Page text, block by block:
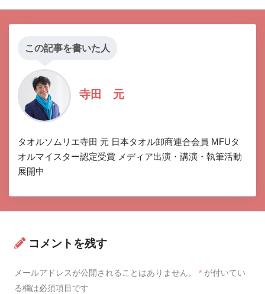
この記事を書いた人
寺田 元
タオルソムリエ寺田 元 日本タオル卸商連合会員 MFUタ
オルマイスター認定受賞 メディア出演・講演・執筆活動
展開中
コメントを残す
メールアドレスが公開されることはありません。 * が付いてい
る欄は必須項目です